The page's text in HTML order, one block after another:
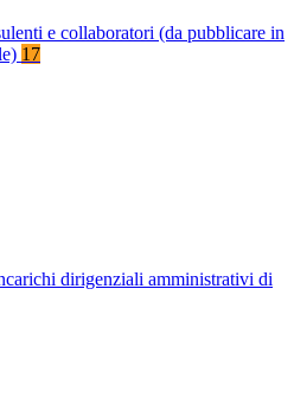
e collaboratori (da pubblicare in
17
dirigenziali amministrativi di